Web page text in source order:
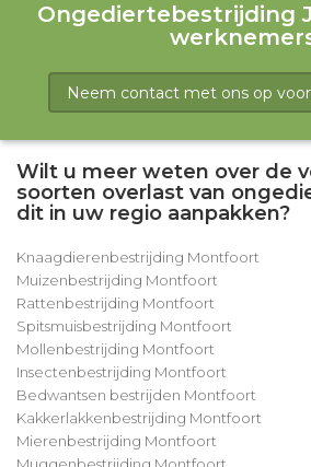
Ongediertebestrijding
Neem contact met ons op
Wilt u meer weten over de
soorten overlast van
dit in uw regio aanpakken?
Knaagdierenbestrijding Montfoort
Muizenbestrijding Montfoort
Rattenbestrijding Montfoort
Spitsmuisbestrijding Montfoort
Mollenbestrijding Montfoort
Insectenbestrijding Montfoort
Bedwantsen bestrijden Montfoort
Kakkerlakkenbestrijding Montfoort
Mierenbestrijding Montfoort